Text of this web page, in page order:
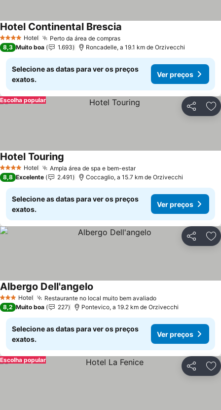
4 EstrelasHotel Perto da área de comprasVer preços
Hotel Continental Brescia
8,3 Muito boa 1.693 Roncadelle, a 19.1 km de Orzivecchi
Selecione as datas para ver os preços
exatos.
Ver preços
Partilhar
Escolha popular
4 EstrelasHotel Ampla área de spa e bem-estarVer preços
Hotel Touring
8,8 Excelente 2.491 Coccaglio, a 15.7 km de Orzivecchi
Selecione as datas para ver os preços
exatos.
Ver preços
Partilhar
3 EstrelasHotel Restaurante no local muito bem avaliadoVer preços
Albergo Dell'angelo
8,2 Muito boa 227 Pontevico, a 19.2 km de Orzivecchi
Selecione as datas para ver os preços
exatos.
Ver preços
Partilhar
Escolha popular